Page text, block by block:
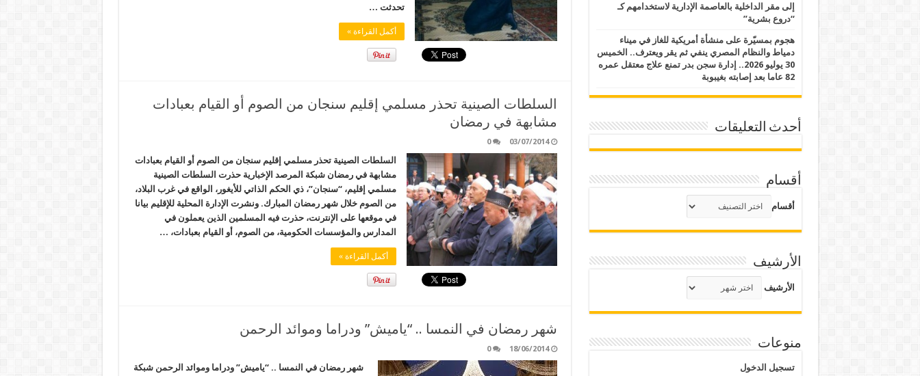
تحدثت …
أكمل القراءة »
السلطات الصينية تحذر مسلمي إقليم سنجان من الصوم أو القيام بعبادات
مشابهة في رمضان
03/07/2014
0
السلطات الصينية تحذر مسلمي إقليم سنجان من الصوم أو القيام بعبادات
مشابهة في رمضان شبكة المرصد الإخبارية حذرت السلطات الصينية
مسلمي إقليم، “سنجان”، ذي الحكم الذاتي للأيغور، الواقع في غرب البلاد،
من الصوم خلال شهر رمضان المبارك. ونشرت الإدارة المحلية للإقليم بيانا
في موقعها على الإنترنت، حذرت فيه المسلمين الذين يعملون في
المدارس والمؤسسات الحكومية، من الصوم، أو القيام بعبادات، …
أكمل القراءة »
شهر رمضان في النمسا .. “ياميش” ودراما وموائد الرحمن
18/06/2014
0
شهر رمضان في النمسا .. “ياميش” ودراما وموائد الرحمن شبكة
إلى مقر الداخلية بالعاصمة الإدارية لاستخدامهم كـ
“دروع بشرية”
هجوم بمسيّرة على منشأة أمريكية للغاز في ميناء
دمياط والنظام المصري ينفي ثم يقر ويعترف.. الخميس
30 يوليو 2026.. إدارة سجن بدر تمنع علاج معتقل عمره
82 عاما بعد إصابته بغيبوبة
أحدث التعليقات
أقسام
أقسام
الأرشيف
الأرشيف
منوعات
تسجيل الدخول